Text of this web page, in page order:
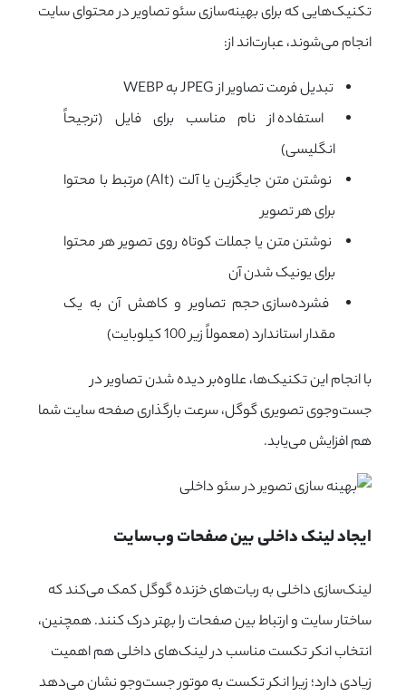
تکنیک‌هایی که برای بهینه‌سازی سئو تصاویر در محتوای سایت
انجام می‌شوند، عبارت‌اند از:
تبدیل فرمت تصاویر ازJPEGبهWEBP
استفاده از نام مناسب برای فایل (ترجیحاً
انگلیسی)
نوشتن متن جایگزین یا آلت (Alt) مرتبط با محتوا
برای هر تصویر
نوشتن متن یا جملات کوتاه روی تصویر هر محتوا
برای یونیک شدن آن
فشرده‌سازی حجم تصاویر و کاهش آن به یک
مقدار استاندارد (معمولاً زیر 100 کیلوبایت)
با انجام این تکنیک‌ها، علاوه‌بر دیده شدن تصاویر در
جست‌وجوی تصویری گوگل، سرعت بارگذاری صفحه سایت شما
هم افزایش می‌یابد.
ایجاد لینک داخلی بین صفحات وب‌سایت
لینک‌سازی داخلی به ربات‌های خزنده گوگل کمک می‌کند که
ساختار سایت و ارتباط بین صفحات را بهتر درک کنند. همچنین،
انتخاب انکر تکست مناسب در لینک‌های داخلی هم اهمیت
زیادی دارد؛ زیرا انکر تکست به موتور جست‌وجو نشان می‌دهد